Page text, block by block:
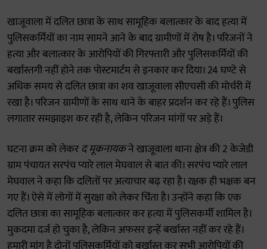
खाजूवाला में दलित छात्रा के साथ सामूहिक बलात्कार के बाद हत्या में
पुलिसकर्मियों का नाम सामने आने के बाद ग्रामीणों में रोष है। परिजनों ने
हत्या और बलात्कार के आरोपियों की गिरफ्तारी और पुलिसकर्मियों की
बर्खास्तगी नहीं होने तक पोस्टमार्टम से इनकार कर दिया। 24 घण्टे से
अधिक समय से दलित छात्रा का शव खाजूवाला सीएचसी की मोर्चरी में
रखा है। परिजन ग्रामीणों के साथ थाने के बाहर प्रदर्शन कर रहे हैं। पुलिस
लगातार समझाइश कर रही है, लेकिन परिजन मांगों पर अड़े हैं।
घटना क्रम को लेकरद मूकनायकने खाजूवाला थाना क्षेत्र की 2 केजेडी
ग्राम पंचायत सरपंच प्यारे लाल मेघवाल से बात की। सरपंच प्यारे लाल
मेघवाल ने कहा कि दलितों पर अत्याचार बढ़ रहा है। रक्षक ही भक्षक बन
गए हैं। ऐसे में लोगों में सुरक्षा को लेकर चिंता है। उन्होंने कहा कि एक
दलित छात्रा का सामूहिक बलात्कार कर हत्या में पुलिसकर्मी शामिल है।
मुकदमा दर्ज हो चुका है, लेकिन अफसर इन्हें बर्खास्त नहीं कर रहे हैं।